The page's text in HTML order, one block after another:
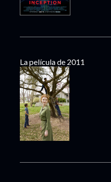
La película de 2011